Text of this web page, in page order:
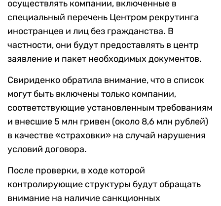
осуществлять компании, включенные в
специальный перечень Центром рекрутинга
иностранцев и лиц без гражданства. В
частности, они будут предоставлять в центр
заявление и пакет необходимых документов.
Свириденко обратила внимание, что в список
могут быть включены только компании,
соответствующие установленным требованиям
и внесшие 5 млн гривен (около 8,6 млн рублей)
в качестве «страховки» на случай нарушения
условий договора.
После проверки, в ходе которой
контролирующие структуры будут обращать
внимание на наличие санкционных